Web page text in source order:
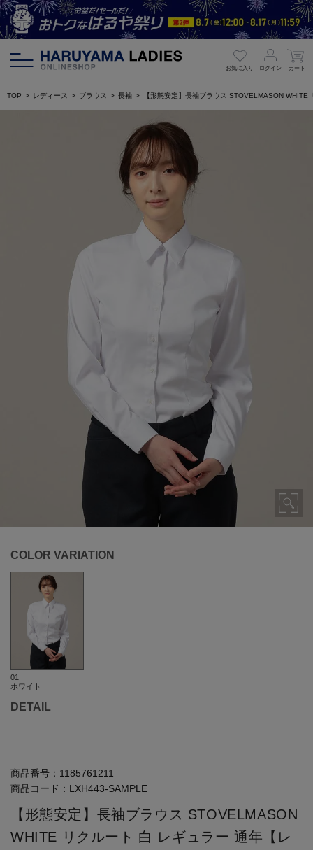
お気に入り ログイン カート
TOP レディース ブラウス 長袖 【形態安定】長袖ブラウス STOVELMASON
COLOR VARIATION
01
ホワイト
DETAIL
商品番号： 1185761211
商品コード： LXH443-SAMPLE
【形態安定】長袖ブラウス STOVELMASON
WHITE リクルート 白 レギュラー 通年【レ